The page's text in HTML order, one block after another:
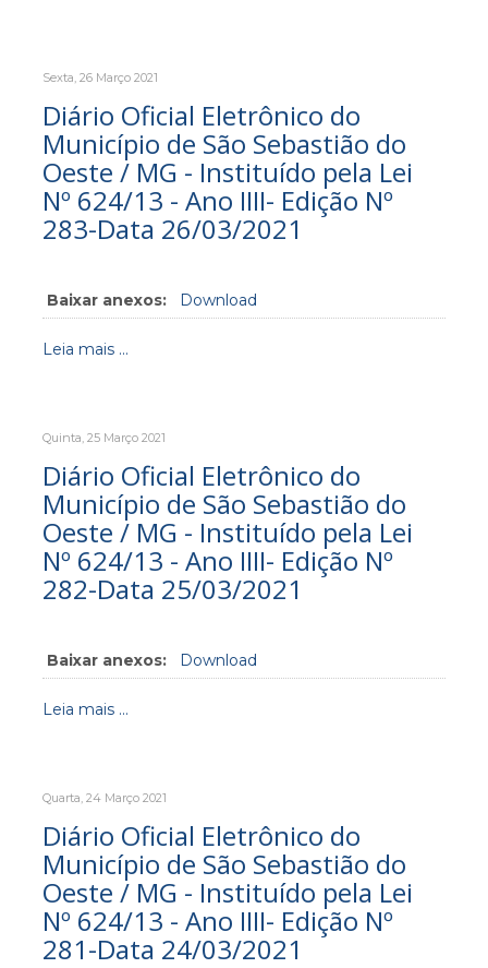
Sexta, 26 Março 2021
Diário Oficial Eletrônico do
Município de São Sebastião do
Oeste / MG - Instituído pela Lei
Nº 624/13 - Ano IIII- Edição Nº
283-Data 26/03/2021
Baixar anexos: Download
Leia mais ...
Quinta, 25 Março 2021
Diário Oficial Eletrônico do
Município de São Sebastião do
Oeste / MG - Instituído pela Lei
Nº 624/13 - Ano IIII- Edição Nº
282-Data 25/03/2021
Baixar anexos: Download
Leia mais ...
Quarta, 24 Março 2021
Diário Oficial Eletrônico do
Município de São Sebastião do
Oeste / MG - Instituído pela Lei
Nº 624/13 - Ano IIII- Edição Nº
281-Data 24/03/2021